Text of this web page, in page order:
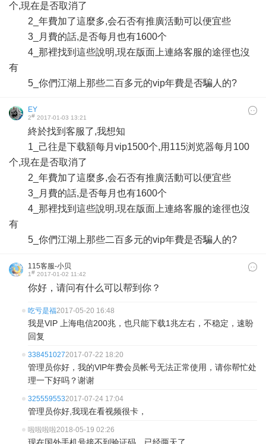
个,現在是否取消了
2_年費加了這麼多,会石否有推廣活動可以便宜些
3_月費的話,是否每月也有1600个
4_那裡找到這些說明,現在版面上連絡客服的途徑也沒
有
5_你們江湖上那些二百多元的vip年費是否騙人的?
EY
2# 2017-01-03 13:21
終於找到客服了,我想知
1_己往是下载額每月vip1500个,用115浏览器每月100
个,現在是否取消了
2_年費加了這麼多,会石否有推廣活動可以便宜些
3_月費的話,是否每月也有1600个
4_那裡找到這些說明,現在版面上連絡客服的途徑也沒
有
5_你們江湖上那些二百多元的vip年費是否騙人的?
115客服-小贝
1# 2017-01-02 11:42
你好，请问有什么可以帮到你？
吃亏是福2017-05-20 16:48
我是VIP 上海电信200兆，也只能下载1兆左右，不稳定，速盼
回复
3384510272017-07-22 18:20
管理员你好，我的VlP年费会员帐号无法正常使用，请你帮忙处
理一下好吗？谢谢
3255595532017-07-24 17:04
管理员你好,我现在看视频很卡，
啦啦啦啦2018-05-19 02:26